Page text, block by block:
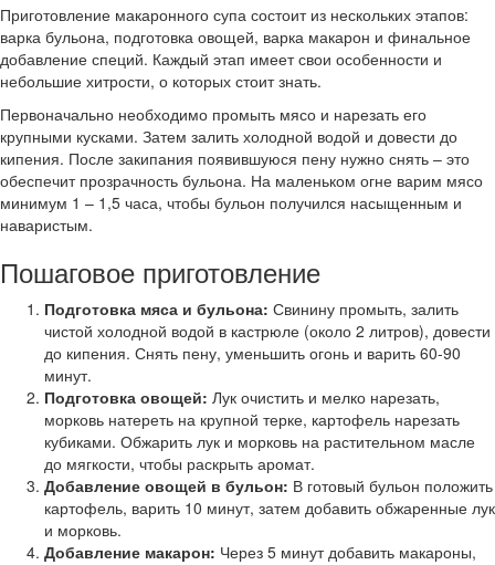
Приготовление макаронного супа состоит из нескольких этапов:
варка бульона, подготовка овощей, варка макарон и финальное
добавление специй. Каждый этап имеет свои особенности и
небольшие хитрости, о которых стоит знать.
Первоначально необходимо промыть мясо и нарезать его
крупными кусками. Затем залить холодной водой и довести до
кипения. После закипания появившуюся пену нужно снять – это
обеспечит прозрачность бульона. На маленьком огне варим мясо
минимум 1 – 1,5 часа, чтобы бульон получился насыщенным и
наваристым.
Пошаговое приготовление
Подготовка мяса и бульона: Свинину промыть, залить
чистой холодной водой в кастрюле (около 2 литров), довести
до кипения. Снять пену, уменьшить огонь и варить 60-90
минут.
Подготовка овощей: Лук очистить и мелко нарезать,
морковь натереть на крупной терке, картофель нарезать
кубиками. Обжарить лук и морковь на растительном масле
до мягкости, чтобы раскрыть аромат.
Добавление овощей в бульон: В готовый бульон положить
картофель, варить 10 минут, затем добавить обжаренные лук
и морковь.
Добавление макарон: Через 5 минут добавить макароны,